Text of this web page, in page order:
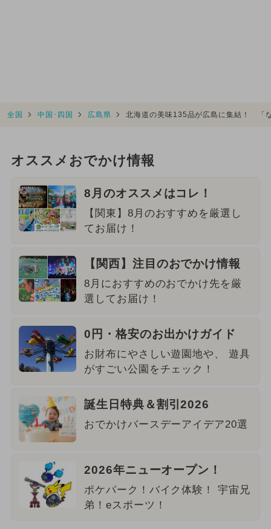
全国 中国･四国 広島県 北海道の美味135品が広島に集結！ 「
オススメおでかけ情報
8月のオススメはコレ！
【関東】8月のおすすめを厳選し
てお届け！
【関西】注目のおでかけ情報
8月におすすめのおでかけ先を厳
選してお届け！
0円・格安のお出かけガイド
お財布にやさしい遊園地や、 遊具
がすごい公園をチェック！
誕生日特典＆割引2026
おでかけバースデーアイデア20選
2026年ニューオープン！
ポケパーク！バイク体験！ 宇宙兄
弟！eスポーツ！